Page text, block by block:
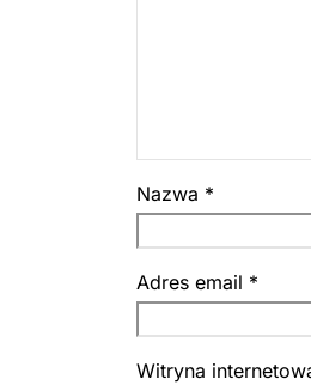
Nazwa *
Adres email *
Witryna